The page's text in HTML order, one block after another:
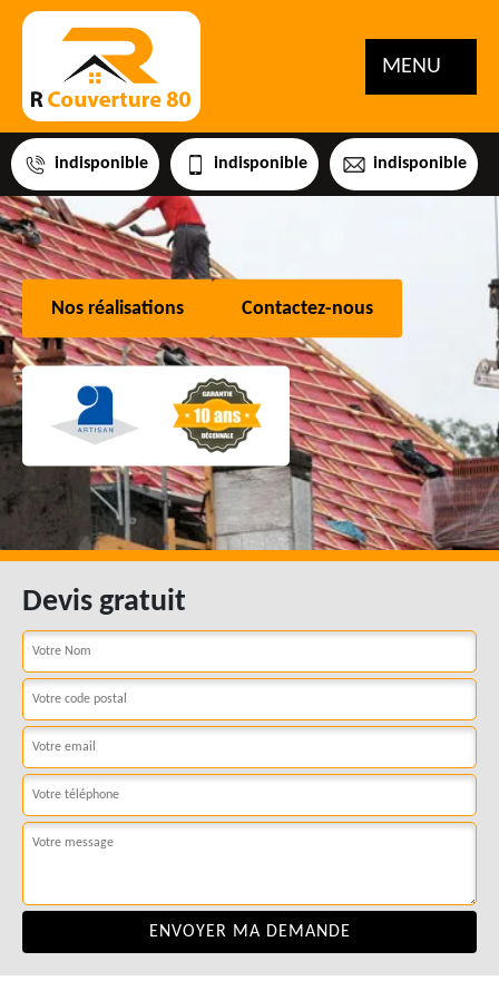
MENU
indisponible indisponible indisponible
Nos réalisations Contactez-nous
Devis gratuit